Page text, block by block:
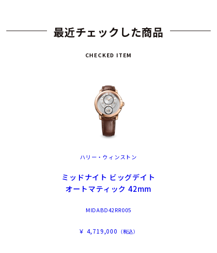
最近チェックした商品
CHECKED ITEM
ハリー・ウィンストン
ミッドナイト ビッグデイト
オートマティック 42mm
MIDABD42RR005
￥ 4,719,000 （税込）